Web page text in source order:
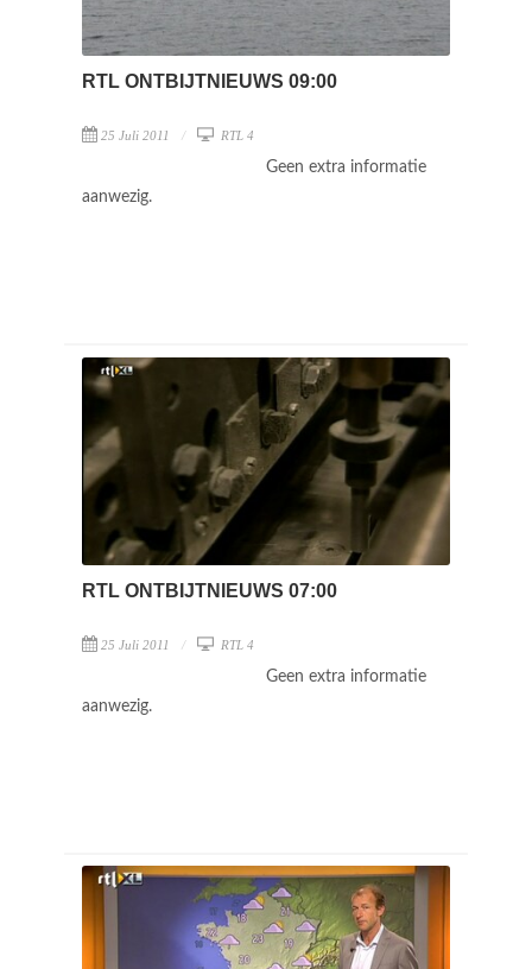
RTL ONTBIJTNIEUWS 09:00
25 Juli 2011 RTL 4
Geen extra informatie
aanwezig.
RTL ONTBIJTNIEUWS 07:00
25 Juli 2011 RTL 4
Geen extra informatie
aanwezig.